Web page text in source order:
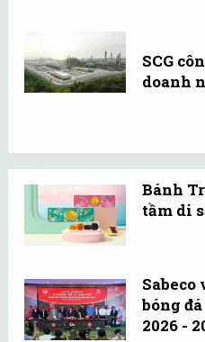
SCG
doanh
Bánh
tầm di
Sabeco
bóng
2026 -